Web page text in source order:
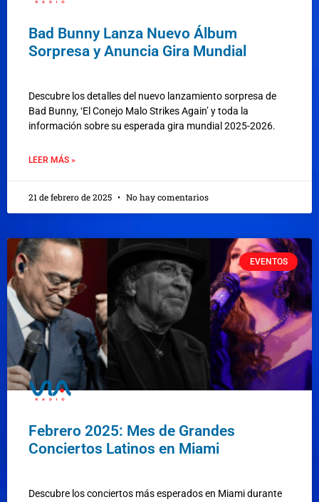
Bad Bunny Lanza Nuevo Álbum
Sorpresa y Anuncia Gira Mundial
Descubre los detalles del nuevo lanzamiento sorpresa de
Bad Bunny, ‘El Conejo Malo Strikes Again’ y toda la
información sobre su esperada gira mundial 2025-2026.
LEER MÁS »
21 de febrero de 2025 No hay comentarios
EVENTOS
Febrero 2025: Mes de Grandes
Conciertos Latinos en Miami
Descubre los conciertos más esperados en Miami durante